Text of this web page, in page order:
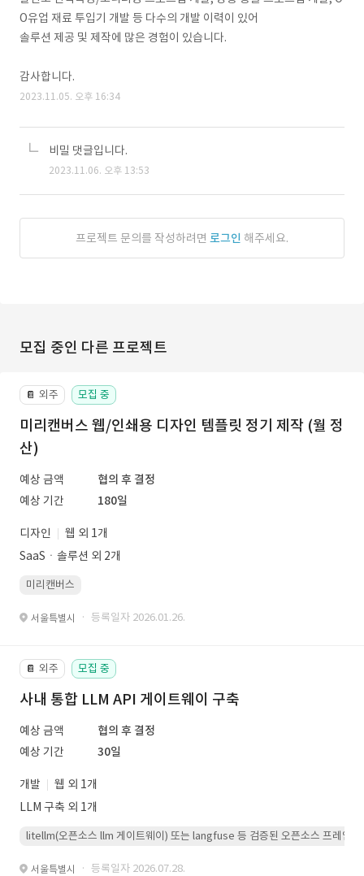
O유업 재료 투입기 개발 등 다수의 개발 이력이 있어
솔루션 제공 및 제작에 많은 경험이 있습니다.
감사합니다.
2023.11.05. 오후 16:34
비밀 댓글입니다.
2023.11.06. 오후 13:53
프로젝트 문의를 작성하려면 로그인 해주세요.
모집 중인 다른 프로젝트
📔 외주 모집 중
미리캔버스 웹/인쇄용 디자인 템플릿 정기 제작 (월 정
산)
예상 금액
협의 후 결정
예상 기간
180일
디자인
웹 외 1개
SaaSㆍ솔루션 외 2개
미리캔버스
서울특별시 · 등록일자 2026.01.26.
📔 외주 모집 중
사내 통합 LLM API 게이트웨이 구축
예상 금액
협의 후 결정
예상 기간
30일
개발
웹 외 1개
LLM 구축 외 1개
litellm(오픈소스 llm 게이트웨이) 또는 langfuse 등 검증된 오픈소스 프레임워
서울특별시 · 등록일자 2026.07.28.